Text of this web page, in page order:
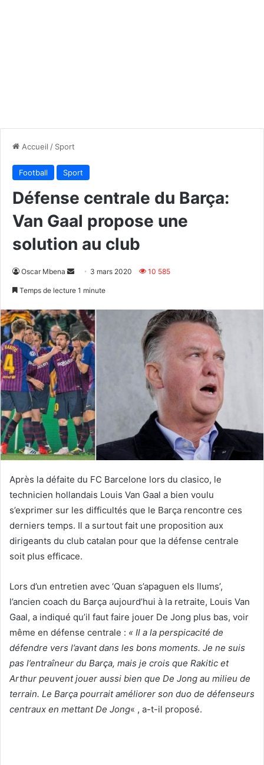
Accueil / Sport
Football Sport
Défense centrale du Barça:
Van Gaal propose une
solution au club
Oscar Mbena
Envoyer3 mars 2020 10 585
Temps de lecture 1 minute
Après la défaite du FC Barcelone lors du clasico, le
technicien hollandais Louis Van Gaal a bien voulu
s’exprimer sur les difficultés que le Barça rencontre ces
derniers temps. Il a surtout fait une proposition aux
dirigeants du club catalan pour que la défense centrale
soit plus efficace.
Lors d’un entretien avec ‘Quan s’apaguen els llums’,
l’ancien coach du Barça aujourd’hui à la retraite, Louis Van
Gaal, a indiqué qu’il faut faire jouer De Jong plus bas, voir
même en défense centrale : « Il a la perspicacité de
défendre vers l’avant dans les bons moments. Je ne suis
pas l’entraîneur du Barça, mais je crois que Rakitic et
Arthur peuvent jouer aussi bien que De Jong au milieu de
terrain. Le Barça pourrait améliorer son duo de défenseurs
centraux en mettant De Jong« , a-t-il proposé.